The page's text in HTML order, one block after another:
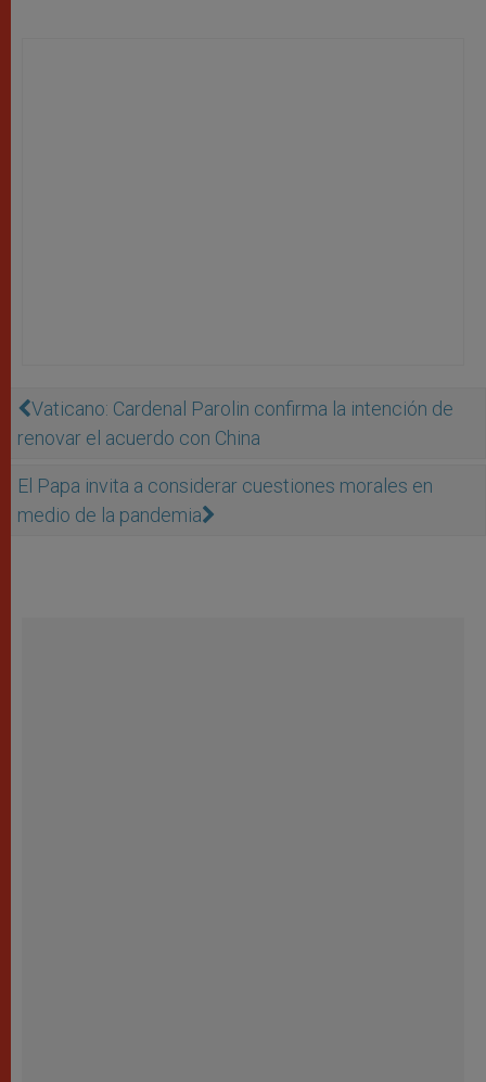
Vaticano: Cardenal Parolin confirma la intención de
renovar el acuerdo con China
El Papa invita a considerar cuestiones morales en
medio de la pandemia